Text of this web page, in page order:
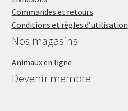
Commandes et retours
Conditions et règles d’utilisation
Nos magasins
Animaux en ligne
Devenir membre